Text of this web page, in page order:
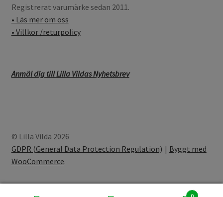
Registrerat varumärke sedan 2011.
• Läs mer om oss
• Villkor /returpolicy
Anmäl dig till Lilla Vildas Nyhetsbrev
© Lilla Vilda 2026
GDPR (General Data Protection Regulation)
Byggt med
WooCommerce.